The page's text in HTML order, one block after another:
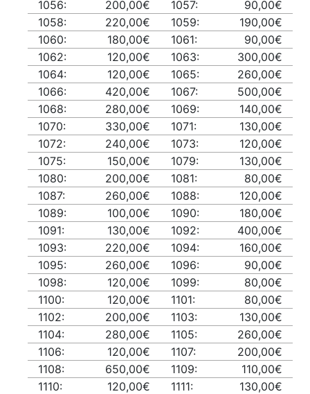
1056: 200,00€ 1057:
90,00€
1058:
220,00€ 1059:
190,00€
1060:
180,00€ 1061:
90,00€
1062:
120,00€ 1063:
300,00€
1064:
120,00€ 1065:
260,00€
1066:
420,00€ 1067:
500,00€
1068:
280,00€ 1069:
140,00€
1070:
330,00€ 1071:
130,00€
1072:
240,00€ 1073:
120,00€
1075:
150,00€ 1079:
130,00€
1080:
200,00€ 1081:
80,00€
1087:
260,00€ 1088:
120,00€
1089:
100,00€ 1090:
180,00€
1091:
130,00€ 1092:
400,00€
1093:
220,00€ 1094:
160,00€
1095:
260,00€ 1096:
90,00€
1098:
120,00€ 1099:
80,00€
1100:
120,00€ 1101:
80,00€
1102:
200,00€ 1103:
130,00€
1104:
280,00€ 1105:
260,00€
1106:
120,00€ 1107:
200,00€
1108:
650,00€ 1109:
110,00€
1110:
120,00€ 1111:
130,00€